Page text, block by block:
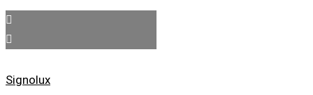
Signolux